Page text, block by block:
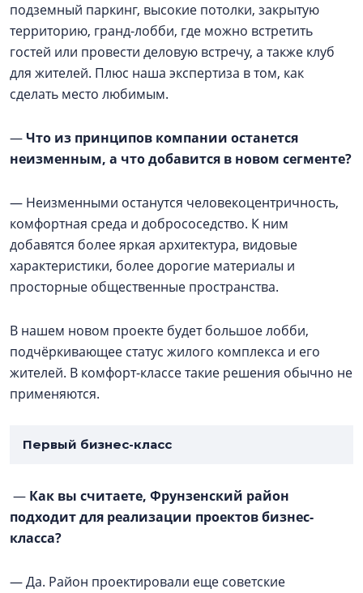
подземный паркинг, высокие потолки, закрытую
территорию, гранд-лобби, где можно встретить
гостей или провести деловую встречу, а также клуб
для жителей. Плюс наша экспертиза в том, как
сделать место любимым.
—Что из принципов компании останется
неизменным, а что добавится в новом сегменте?
— Неизменными останутся человекоцентричность,
комфортная среда и добрососедство. К ним
добавятся более яркая архитектура, видовые
характеристики, более дорогие материалы и
просторные общественные пространства.
В нашем новом проекте будет большое лобби,
подчёркивающее статус жилого комплекса и его
жителей. В комфорт-классе такие решения обычно не
применяются.
Первый бизнес-класс
— Как вы считаете, Фрунзенский район
подходит для реализации проектов бизнес-
класса?
— Да. Район проектировали еще советские